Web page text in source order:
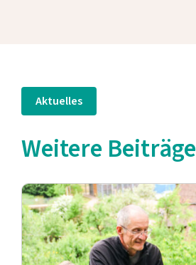
Aktuelles
Weitere Beiträge